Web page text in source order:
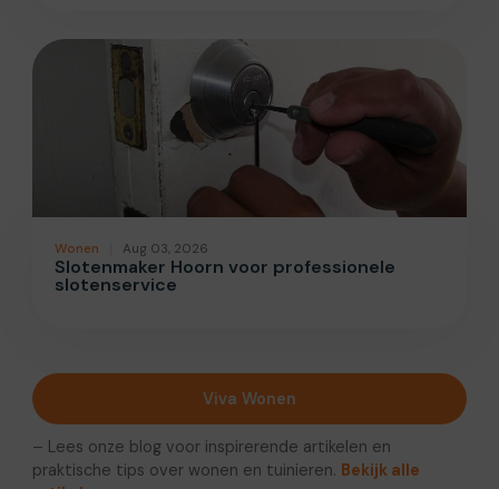
Wonen Aug 03, 2026
Slotenmaker Hoorn voor professionele
slotenservice
Viva Wonen
– Lees onze blog voor inspirerende artikelen en
praktische tips over wonen en tuinieren. Bekijk alle